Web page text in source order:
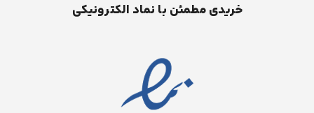
خریدی مطمئن با نماد الکترونیکی